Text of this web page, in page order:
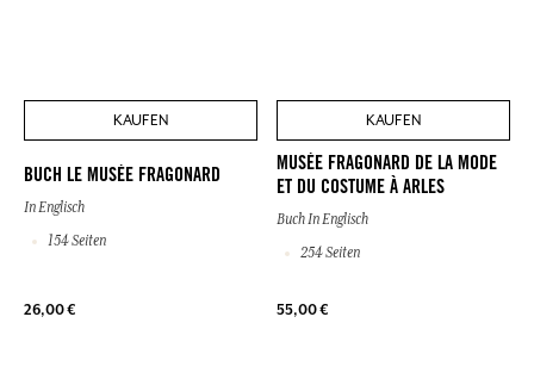
KAUFEN
BUCH LE MUSÉE FRAGONARD
In Englisch
154 Seiten
26,00 €
KAUFEN
MUSÉE FRAGONARD DE LA MODE
ET DU COSTUME À ARLES
Buch In Englisch
254 Seiten
55,00 €